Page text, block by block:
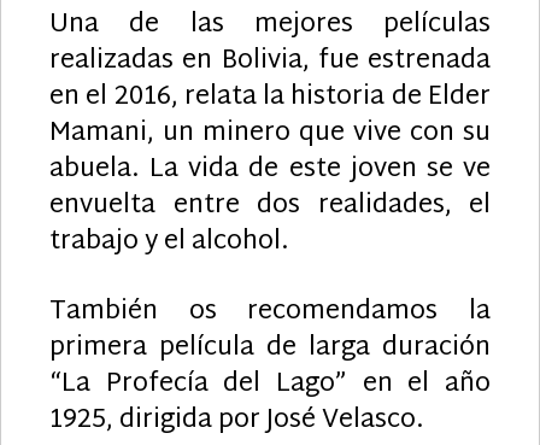
Una de las mejores películas
realizadas en Bolivia, fue estrenada
en el 2016, relata la historia de Elder
Mamani, un minero que vive con su
abuela. La vida de este joven se ve
envuelta entre dos realidades, el
trabajo y el alcohol.
También os recomendamos la
primera película de larga duración
“La Profecía del Lago” en el año
1925, dirigida por José Velasco.